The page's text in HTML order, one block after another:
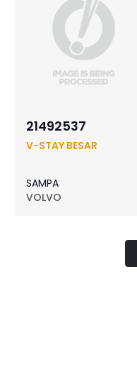
21492537
V-STAY BESAR
SAMPA
VOLVO